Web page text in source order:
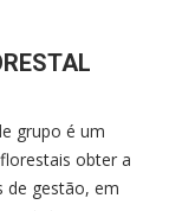
grupo é um
obter a
de gestão, em